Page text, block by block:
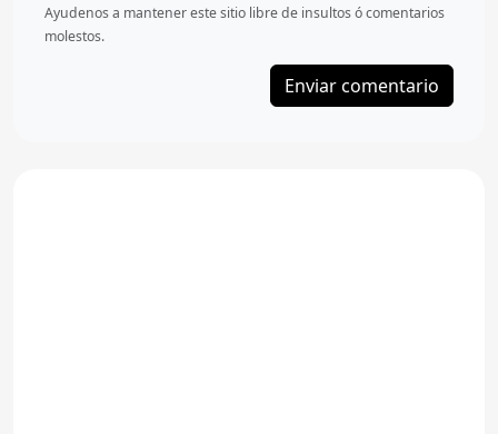
Ayudenos a mantener este sitio libre de insultos ó comentarios
molestos.